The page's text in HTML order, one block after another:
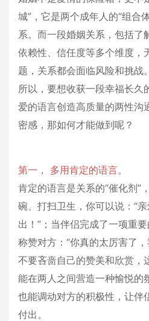
城”，它是两个成年人的“组合
系。而一段婚姻关系，包括了
依赖性、信任度等多个维度，
题，关系都会面临风险和挑战。
所以，要想收获一段幸福长久
爱的语言创造高质量的两性沟
密感，那如何才能做到呢？
第一， 多用肯定的语言。
肯定的语言是关系的“催化剂”
碗、打扫卫生，你可以说：“
出！”；当伴侣完成了一项重
称赞对方：“你真的太厉害了
不要吝啬自己的赞美和欣赏，
能在两人之间营造一种愉悦的
也能调动对方的积极性，让伴
付出。